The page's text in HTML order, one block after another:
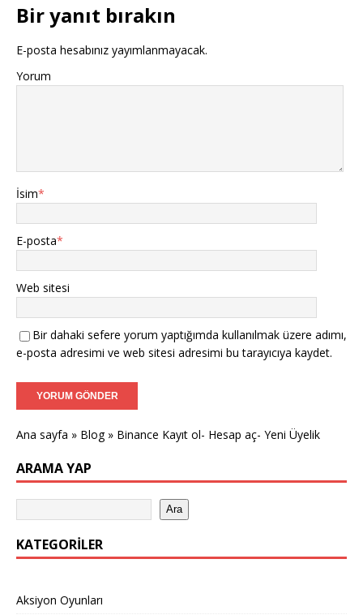
Bir yanıt bırakın
E-posta hesabınız yayımlanmayacak.
Yorum
İsim*
E-posta*
Web sitesi
Bir dahaki sefere yorum yaptığımda kullanılmak üzere adımı,
e-posta adresimi ve web sitesi adresimi bu tarayıcıya kaydet.
Ana sayfa » Blog» Binance Kayıt ol- Hesap aç- Yeni Üyelik
ARAMA YAP
Ara
KATEGORILER
Aksiyon Oyunları